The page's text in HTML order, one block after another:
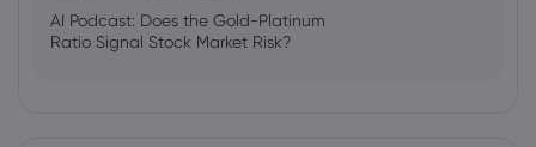
AI Podcast: Does the Gold-Platinum
Ratio Signal Stock Market Risk?